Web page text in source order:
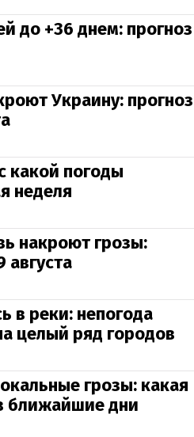
до +36 днем: прогноз
Украину: прогноз
какой погоды
неделя
накроют грозы:
августа
в реки: непогода
целый ряд городов
грозы: какая
ближайшие дни